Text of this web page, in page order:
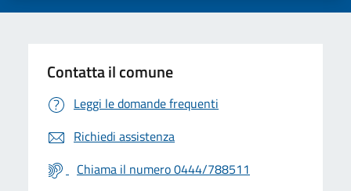
Contatta il comune
Leggi le domande frequenti
Richiedi assistenza
Chiama il numero 0444/788511